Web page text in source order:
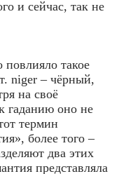
и сейчас, так не
повлияло такое
niger – чёрный,
на своё
гаданию оно не
термин
более того –
два этих
представляла